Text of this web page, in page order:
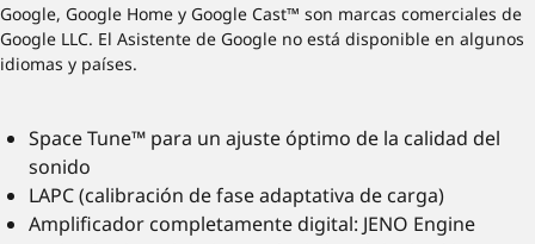
Google, Google Home y Google Cast™ son marcas comerciales de
Google LLC. El Asistente de Google no está disponible en algunos
idiomas y países.
Space Tune™ para un ajuste óptimo de la calidad del
sonido
LAPC (calibración de fase adaptativa de carga)
Amplificador completamente digital: JENO Engine